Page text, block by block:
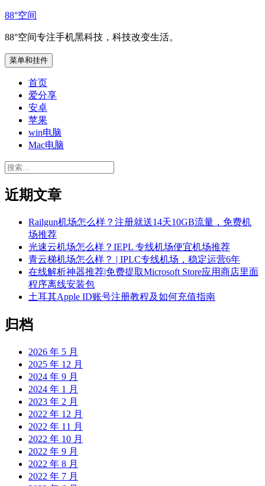
跳
内
容
88°空间
88°空间专注手机黑科技，科技改变生活。
菜单和挂件
首页
爱分享
安卓
苹果
win电脑
Mac电脑
搜
近期文章
Railgun机场怎么样？注册就送14天10GB流量，免费机
场推荐
光速云机场怎么样？IEPL 专线机场便宜机场推荐
青云梯机场怎么样？ | IPLC专线机场，稳定运营6年
在线解析神器推荐|免费提取Microsoft Store应用商店里面
程序离线安装包
土耳其Apple ID账号注册教程及如何充值指南
归档
2026 年 5 月
2025 年 12 月
2024 年 9 月
2024 年 1 月
2023 年 2 月
2022 年 12 月
2022 年 11 月
2022 年 10 月
2022 年 9 月
2022 年 8 月
2022 年 7 月